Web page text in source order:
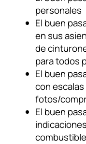
personales
El buen
en sus
de
para todos
El buen
con
fotos/
El buen